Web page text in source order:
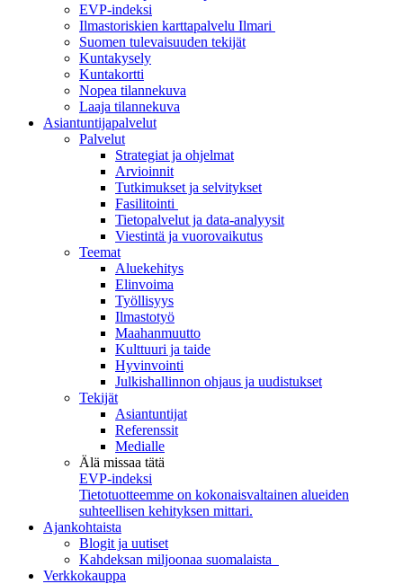
EVP-indeksi
Ilmastoriskien karttapalvelu Ilmari
Suomen tulevaisuuden tekijät
Kuntakysely
Kuntakortti
Nopea tilannekuva
Laaja tilannekuva
Asiantuntijapalvelut
Palvelut
Strategiat ja ohjelmat
Arvioinnit
Tutkimukset ja selvitykset
Fasilitointi
Tietopalvelut ja data-analyysit
Viestintä ja vuorovaikutus
Teemat
Aluekehitys
Elinvoima
Työllisyys
Ilmastotyö
Maahanmuutto
Kulttuuri ja taide
Hyvinvointi
Julkishallinnon ohjaus ja uudistukset
Tekijät
Asiantuntijat
Referenssit
Medialle
Älä missaa tätä
EVP-indeksi
Tietotuotteemme on kokonaisvaltainen alueiden
suhteellisen kehityksen mittari.
Ajankohtaista
Blogit ja uutiset
Kahdeksan miljoonaa suomalaista
Verkkokauppa